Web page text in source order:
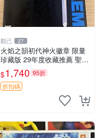
觀己 27
火焰之韻初代神火徽章 限量
珍藏版 29年度收藏推薦 聖火
徽章 測試特典 初代電玩
$1,740 95折
折扣碼